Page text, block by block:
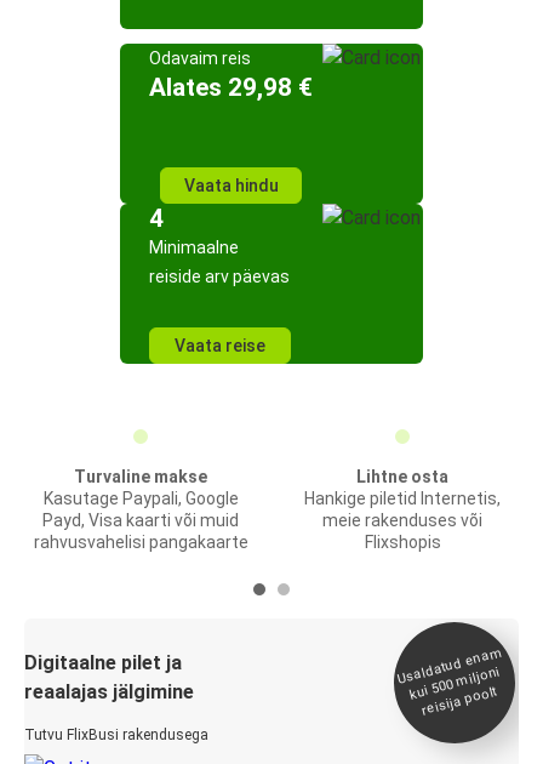
Odavaim reis
Alates 29,98 €
Vaata hindu
4
Minimaalne
reiside arv päevas
Vaata reise
Turvaline makse
Kasutage Paypali, Google
Payd, Visa kaarti või muid
rahvusvahelisi pangakaarte
Lihtne osta
Hankige piletid Internetis,
meie rakenduses või
Flixshopis
Digitaalne pilet ja
reaalajas jälgimine
Tutvu FlixBusi rakendusega
Usaldatud ena
m
kui 500
miljoni
reisija poolt